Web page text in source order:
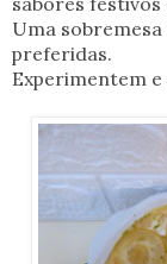
Uma sobremesa
preferidas.
Experimentem